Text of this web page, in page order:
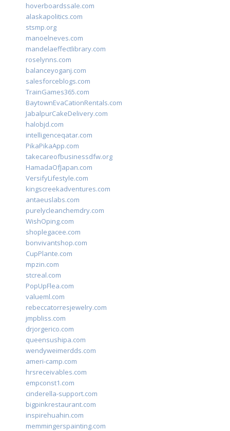
hoverboardssale.com
alaskapolitics.com
stsmp.org
manoelneves.com
mandelaeffectlibrary.com
roselynns.com
balanceyoganj.com
salesforceblogs.com
TrainGames365.com
BaytownEvaCationRentals.com
JabalpurCakeDelivery.com
halobjd.com
intelligenceqatar.com
PikaPikaApp.com
takecareofbusinessdfw.org
HamadaOfJapan.com
VersifyLifestyle.com
kingscreekadventures.com
antaeuslabs.com
purelycleanchemdry.com
WishOping.com
shoplegacee.com
bonvivantshop.com
CupPlante.com
mpzin.com
stcreal.com
PopUpFlea.com
valueml.com
rebeccatorresjewelry.com
jmpbliss.com
drjorgerico.com
queensushipa.com
wendyweimerdds.com
ameri-camp.com
hrsreceivables.com
empconst1.com
cinderella-support.com
bigpinkrestaurant.com
inspirehuahin.com
memmingerspainting.com